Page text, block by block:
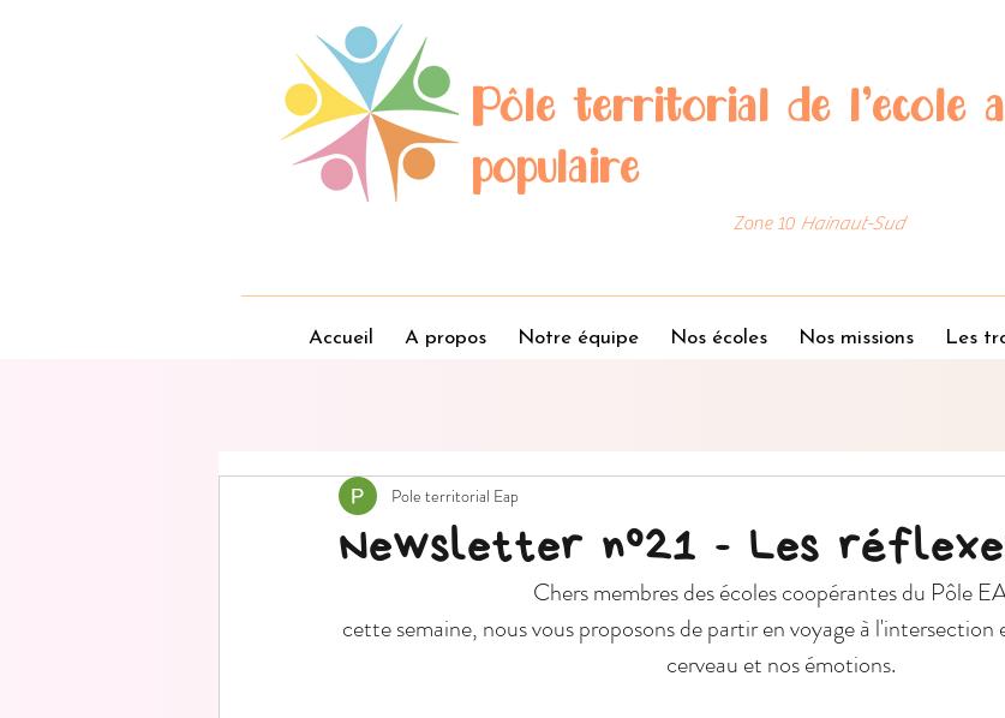
Pôle territorial de l'école
populaire
Zone 10 Hainaut-Sud
Accueil A propos Notre équipe Nos écoles Nos missions Les
Newsletter n°21 - Les
Pole territorial Eap
Chers membres des écoles coopérantes du Pôle
cette semaine, nous vous proposons de partir en voyage à
cerveau et nos émotions.